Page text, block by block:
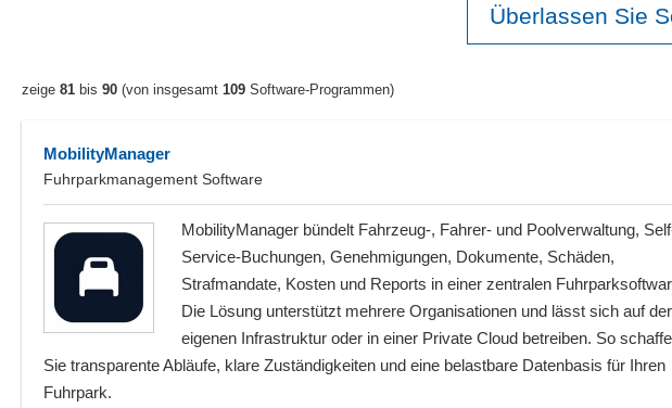
Überlassen Sie
zeige 81 bis 90 (von insgesamt 109 Software-Programmen)
MobilityManager
Fuhrparkmanagement Software
MobilityManager bündelt Fahrzeug-, Fahrer- und Poolverwaltung,
Service-Buchungen, Genehmigungen, Dokumente, Schäden,
Strafmandate, Kosten und Reports in einer zentralen
Die Lösung unterstützt mehrere Organisationen und lässt sich auf der
eigenen Infrastruktur oder in einer Private Cloud betreiben. So
Sie transparente Abläufe, klare Zuständigkeiten und eine belastbare Datenbasis für Ihren
Fuhrpark.